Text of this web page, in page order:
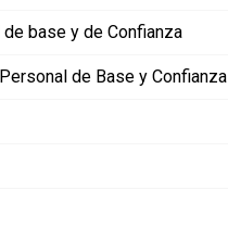
base y de Confianza
de Base y Confianza